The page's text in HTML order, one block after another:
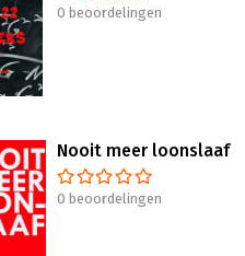
0 beoordelingen
Nooit meer loonslaaf
0 beoordelingen